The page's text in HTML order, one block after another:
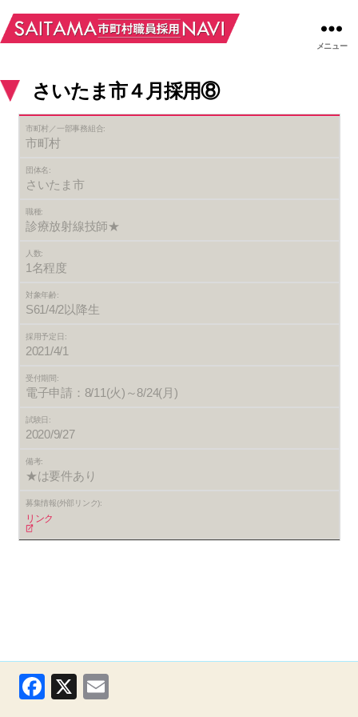
メニュー
さいたま市４月採用⑧
市町村／一部事務組合:
市町村
団体名:
さいたま市
職種:
診療放射線技師★
人数:
1名程度
対象年齢:
S61/4/2以降生
採用予定日:
2021/4/1
受付期間:
電子申請：8/11(火)～8/24(月)
試験日:
2020/9/27
備考:
★は要件あり
募集情報(外部リンク):
リンク
F
X